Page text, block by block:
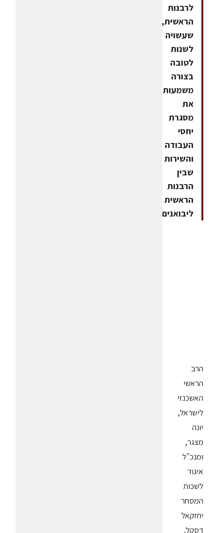
לרבנות
הראשית,
שעשויה
לשנות
לטובה
בצורה
משמעותית
את
מסגרת
יחסי
העבודה
והשירות
שבין
הרבנות
הראשית
ליבואנים
הרב
הראשי
האשכנזי
לישראל,
יונה
מצגר,
ומנכ"ל
איגוד
לשכות
המסחר
יחזקאל
דסקל,